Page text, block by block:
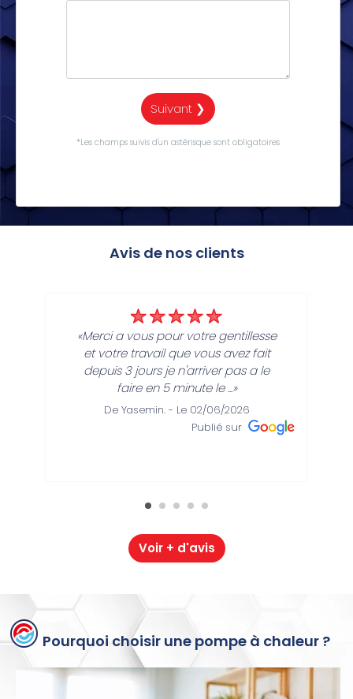
Suivant ❯
*Les champs suivis d'un astérisque sont obligatoires
Avis de nos clients
«Merci a vous pour votre gentillesse
et votre travail que vous avez fait
depuis 3 jours je n'arriver pas a le
faire en 5 minute le ...»
De Yasemin. - Le 02/06/2026
Publié sur
Voir + d'avis
Pourquoi choisir une pompe à chaleur ?